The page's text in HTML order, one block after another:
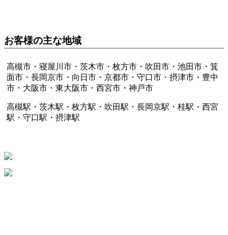
お客様の主な地域
高槻市・寝屋川市・茨木市・枚方市・吹田市・池田市・箕
面市・長岡京市・向日市・京都市・守口市・摂津市・豊中
市・大阪市・東大阪市・西宮市・神戸市
高槻駅・茨木駅・枚方駅・吹田駅・長岡京駅・桂駅・西宮
駅・守口駅・摂津駅